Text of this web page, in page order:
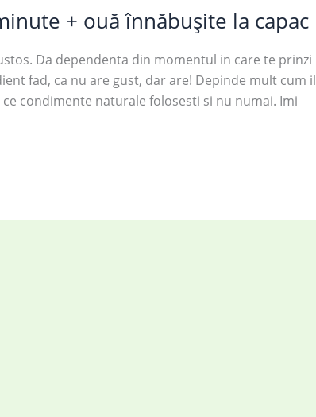
+ ouă înnăbușite la capac
Da dependenta din momentul in care te prinzi
fad, ca nu are gust, dar are! Depinde mult cum il
condimente naturale folosesti si nu numai. Imi